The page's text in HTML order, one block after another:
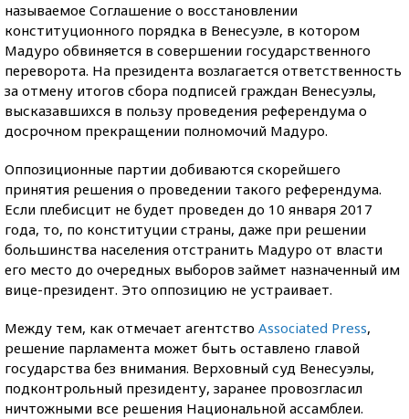
называемое Соглашение о восстановлении
конституционного порядка в Венесуэле, в котором
Мадуро обвиняется в совершении государственного
переворота. На президента возлагается ответственность
за отмену итогов сбора подписей граждан Венесуэлы,
высказавшихся в пользу проведения референдума о
досрочном прекращении полномочий Мадуро.
Оппозиционные партии добиваются скорейшего
принятия решения о проведении такого референдума.
Если плебисцит не будет проведен до 10 января 2017
года, то, по конституции страны, даже при решении
большинства населения отстранить Мадуро от власти
его место до очередных выборов займет назначенный им
вице-президент. Это оппозицию не устраивает.
Между тем, как отмечает агентство Associated Press,
решение парламента может быть оставлено главой
государства без внимания. Верховный суд Венесуэлы,
подконтрольный президенту, заранее провозгласил
ничтожными все решения Национальной ассамблеи.